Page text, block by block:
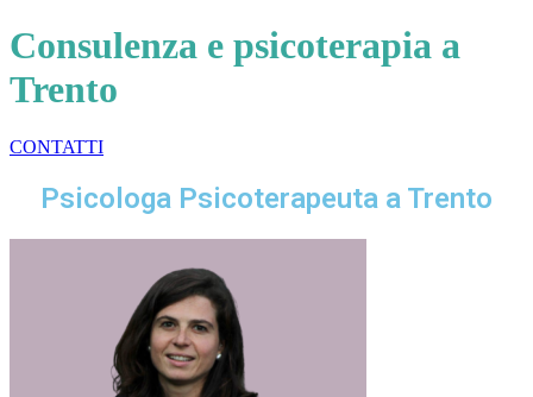
Consulenza e psicoterapia a
Trento
CONTATTI
Psicologa Psicoterapeuta a Trento